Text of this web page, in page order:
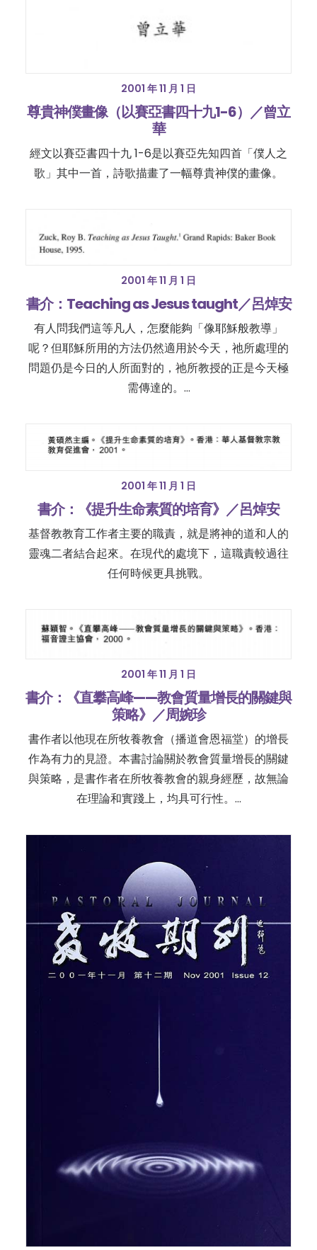
2001 年 11 月 1 日
尊貴神僕畫像（以賽亞書四十九1-6）／曾立
華
經文以賽亞書四十九 1-6是以賽亞先知四首「僕人之
歌」其中一首，詩歌描畫了一幅尊貴神僕的畫像。
2001 年 11 月 1 日
書介：Teaching as Jesus taught／呂焯安
有人問我們這等凡人，怎麼能夠「像耶穌般教導」
呢？但耶穌所用的方法仍然適用於今天，祂所處理的
問題仍是今日的人所面對的，祂所教授的正是今天極
需傳達的。…
2001 年 11 月 1 日
書介：《提升生命素質的培育》／呂焯安
基督教教育工作者主要的職責，就是將神的道和人的
靈魂二者結合起來。在現代的處境下，這職責較過往
任何時候更具挑戰。
2001 年 11 月 1 日
書介：《直攀高峰——教會質量增長的關鍵與
策略》／周婉珍
書作者以他現在所牧養教會（播道會恩福堂）的增長
作為有力的見證。本書討論關於教會質量增長的關鍵
與策略，是書作者在所牧養教會的親身經歷，故無論
在理論和實踐上，均具可行性。…